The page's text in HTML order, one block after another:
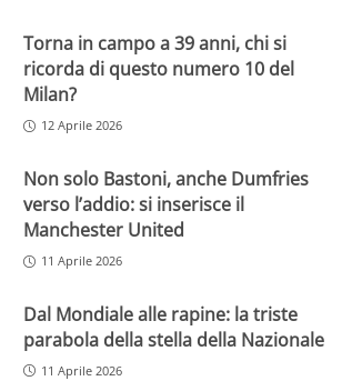
Torna in campo a 39 anni, chi si
ricorda di questo numero 10 del
Milan?
12 Aprile 2026
Non solo Bastoni, anche Dumfries
verso l’addio: si inserisce il
Manchester United
11 Aprile 2026
Dal Mondiale alle rapine: la triste
parabola della stella della Nazionale
11 Aprile 2026